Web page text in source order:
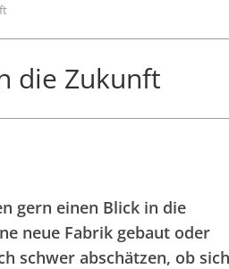
die Zukunft
gern einen Blick in die
neue Fabrik gebaut oder
schwer abschätzen, ob sich